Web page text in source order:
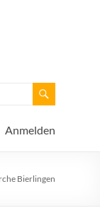
Anmelden
Bierlingen